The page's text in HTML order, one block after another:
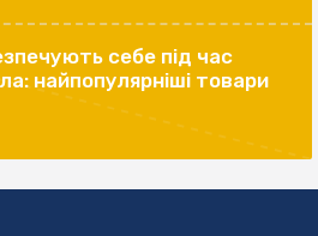
себе під час
найпопулярніші товари